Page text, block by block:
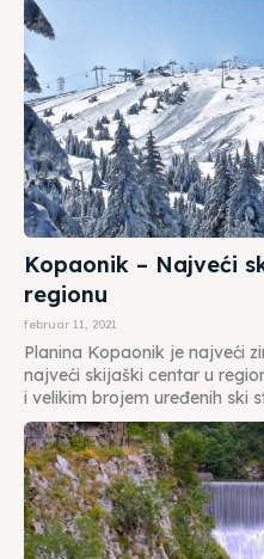
Kopaonik – Najveći
regionu
februar 11, 2021
Planina Kopaonik je najveći
najveći skijaški centar u
i velikim brojem uređenih ski